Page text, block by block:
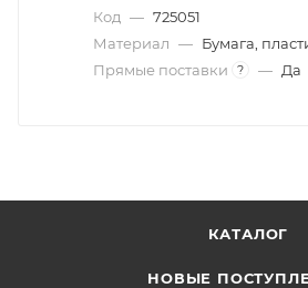
Код — 725051
Материал — Бумага,
Прямые поставки
? — Да
КАТАЛОГ
НОВЫЕ